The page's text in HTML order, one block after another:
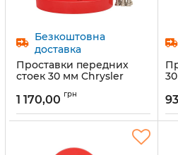
Безкоштовна
доставка
Проставки передних
стоек 30 мм Chrysler
007/30)
Артикул: 1029-15-007/30
1 170,00 грн